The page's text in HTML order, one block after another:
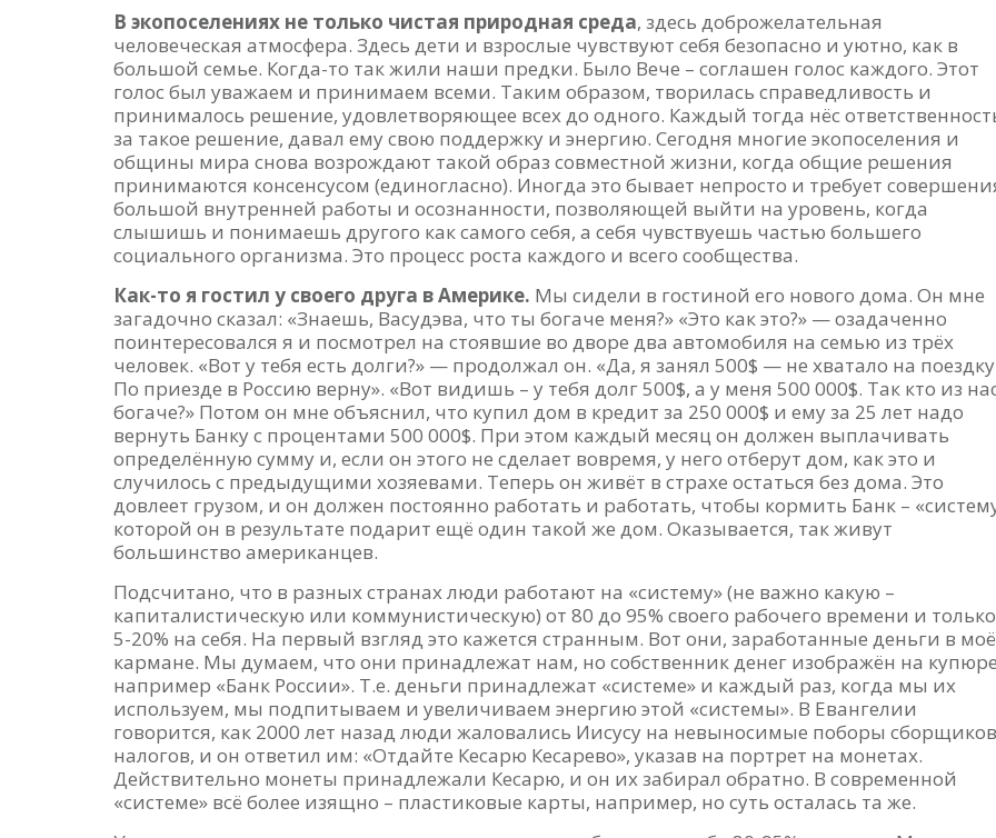
В экопоселениях не только чистая природная среда, здесь доброжелательная
человеческая атмосфера. Здесь дети и взрослые чувствуют себя безопасно и уютно, как в
большой семье. Когда-то так жили наши предки. Было Вече – соглашен голос каждого. Этот
голос был уважаем и принимаем всеми. Таким образом, творилась справедливость и
принималось решение, удовлетворяющее всех до одного. Каждый тогда нёс
за такое решение, давал ему свою поддержку и энергию. Сегодня многие экопоселения и
общины мира снова возрождают такой образ совместной жизни, когда общие решения
принимаются консенсусом (единогласно). Иногда это бывает непросто и требует
большой внутренней работы и осознанности, позволяющей выйти на уровень, когда
слышишь и понимаешь другого как самого себя, а себя чувствуешь частью большего
социального организма. Это процесс роста каждого и всего сообщества.
Как-то я гостил у своего друга в Америке. Мы сидели в гостиной его нового дома. Он мне
загадочно сказал: «Знаешь, Васудэва, что ты богаче меня?» «Это как это?» — озадаченно
поинтересовался я и посмотрел на стоявшие во дворе два автомобиля на семью из трёх
человек. «Вот у тебя есть долги?» — продолжал он. «Да, я занял 500$ — не хватало на
По приезде в Россию верну». «Вот видишь – у тебя долг 500$, а у меня 500 000$. Так кто из
богаче?» Потом он мне объяснил, что купил дом в кредит за 250 000$ и ему за 25 лет надо
вернуть Банку с процентами 500 000$. При этом каждый месяц он должен выплачивать
определённую сумму и, если он этого не сделает вовремя, у него отберут дом, как это и
случилось с предыдущими хозяевами. Теперь он живёт в страхе остаться без дома. Это
довлеет грузом, и он должен постоянно работать и работать, чтобы кормить Банк –
которой он в результате подарит ещё один такой же дом. Оказывается, так живут
большинство американцев.
Подсчитано, что в разных странах люди работают на «систему» (не важно какую –
капиталистическую или коммунистическую) от 80 до 95% своего рабочего времени и только
5-20% на себя. На первый взгляд это кажется странным. Вот они, заработанные деньги в
кармане. Мы думаем, что они принадлежат нам, но собственник денег изображён на
например «Банк России». Т.е. деньги принадлежат «системе» и каждый раз, когда мы их
используем, мы подпитываем и увеличиваем энергию этой «системы». В Евангелии
говорится, как 2000 лет назад люди жаловались Иисусу на невыносимые поборы сборщиков
налогов, и он ответил им: «Отдайте Кесарю Кесарево», указав на портрет на монетах.
Действительно монеты принадлежали Кесарю, и он их забирал обратно. В современной
«системе» всё более изящно – пластиковые карты, например, но суть осталась та же.